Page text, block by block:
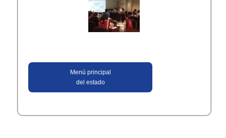
Menú principal
del estado